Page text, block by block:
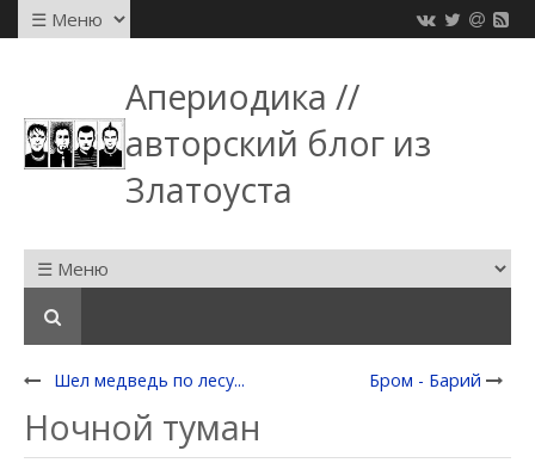
Апериодика //
авторский блог из
Златоуста
Шел медведь по лесу... Бром - Барий
Ночной туман